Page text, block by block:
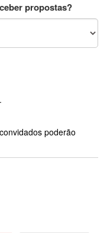
propostas?
poderão